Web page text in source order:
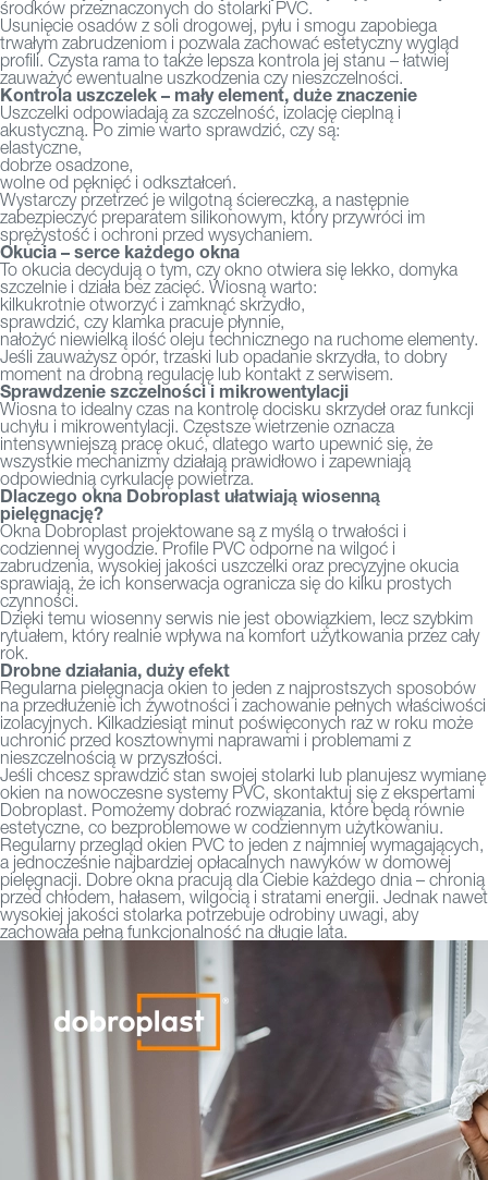
środków przeznaczonych do stolarki PVC.
Usunięcie osadów z soli drogowej, pyłu i smogu zapobiega
trwałym zabrudzeniom i pozwala zachować estetyczny wygląd
profili. Czysta rama to także lepsza kontrola jej stanu – łatwiej
zauważyć ewentualne uszkodzenia czy nieszczelności.
Kontrola uszczelek – mały element, duże znaczenie
Uszczelki odpowiadają za szczelność, izolację cieplną i
akustyczną. Po zimie warto sprawdzić, czy są:
elastyczne,
dobrze osadzone,
wolne od pęknięć i odkształceń.
Wystarczy przetrzeć je wilgotną ściereczką, a następnie
zabezpieczyć preparatem silikonowym, który przywróci im
sprężystość i ochroni przed wysychaniem.
Okucia – serce każdego okna
To okucia decydują o tym, czy okno otwiera się lekko, domyka
szczelnie i działa bez zacięć. Wiosną warto:
kilkukrotnie otworzyć i zamknąć skrzydło,
sprawdzić, czy klamka pracuje płynnie,
nałożyć niewielką ilość oleju technicznego na ruchome elementy.
Jeśli zauważysz opór, trzaski lub opadanie skrzydła, to dobry
moment na drobną regulację lub kontakt z serwisem.
Sprawdzenie szczelności i mikrowentylacji
Wiosna to idealny czas na kontrolę docisku skrzydeł oraz funkcji
uchyłu i mikrowentylacji. Częstsze wietrzenie oznacza
intensywniejszą pracę okuć, dlatego warto upewnić się, że
wszystkie mechanizmy działają prawidłowo i zapewniają
odpowiednią cyrkulację powietrza.
Dlaczego okna Dobroplast ułatwiają wiosenną
pielęgnację?
Okna Dobroplast projektowane są z myślą o trwałości i
codziennej wygodzie. Profile PVC odporne na wilgoć i
zabrudzenia, wysokiej jakości uszczelki oraz precyzyjne okucia
sprawiają, że ich konserwacja ogranicza się do kilku prostych
czynności.
Dzięki temu wiosenny serwis nie jest obowiązkiem, lecz szybkim
rytuałem, który realnie wpływa na komfort użytkowania przez cały
rok.
Drobne działania, duży efekt
Regularna pielęgnacja okien to jeden z najprostszych sposobów
na przedłużenie ich żywotności i zachowanie pełnych właściwości
izolacyjnych. Kilkadziesiąt minut poświęconych raz w roku może
uchronić przed kosztownymi naprawami i problemami z
nieszczelnością w przyszłości.
Jeśli chcesz sprawdzić stan swojej stolarki lub planujesz wymianę
okien na nowoczesne systemy PVC, skontaktuj się z ekspertami
Dobroplast. Pomożemy dobrać rozwiązania, które będą równie
estetyczne, co bezproblemowe w codziennym użytkowaniu.
Regularny przegląd okien PVC to jeden z najmniej wymagających,
a jednocześnie najbardziej opłacalnych nawyków w domowej
pielęgnacji. Dobre okna pracują dla Ciebie każdego dnia – chronią
przed chłodem, hałasem, wilgocią i stratami energii. Jednak nawet
wysokiej jakości stolarka potrzebuje odrobiny uwagi, aby
zachowała pełną funkcjonalność na długie lata.